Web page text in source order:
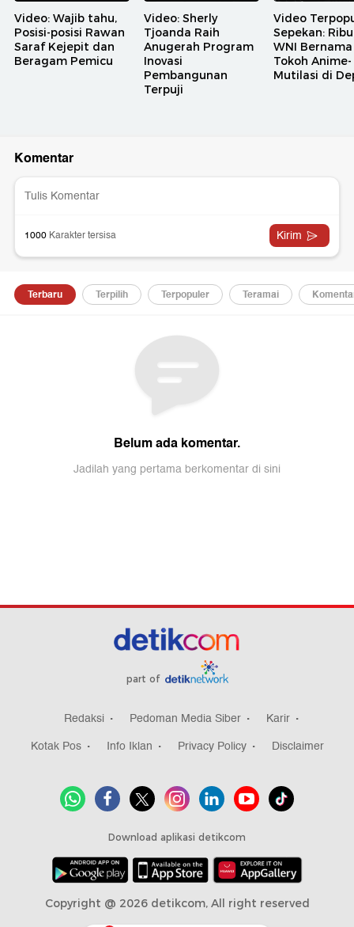
Video: Wajib tahu,
Posisi-posisi Rawan
Saraf Kejepit dan
Beragam Pemicu
Video: Sherly
Tjoanda Raih
Anugerah Program
Inovasi
Pembangunan
Terpuji
Video
Sepekan:
WNI Bernama
Tokoh Anime-
Mutilasi di
part of
Redaksi Pedoman Media Siber
Karir
Kotak Pos
Info Iklan Privacy Policy Disclaimer
Download aplikasi detikcom
Copyright @ 2026 detikcom, All right reserved